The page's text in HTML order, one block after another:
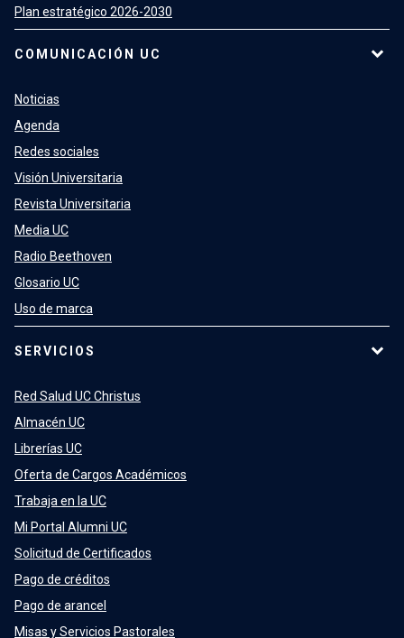
Plan estratégico 2026-2030
COMUNICACIÓN UC
Noticias
Agenda
Redes sociales
Visión Universitaria
Revista Universitaria
Media UC
Radio Beethoven
Glosario UC
Uso de marca
SERVICIOS
Red Salud UC Christus
Almacén UC
Librerías UC
Oferta de Cargos Académicos
Trabaja en la UC
Mi Portal Alumni UC
Solicitud de Certificados
Pago de créditos
Pago de arancel
Misas y Servicios Pastorales